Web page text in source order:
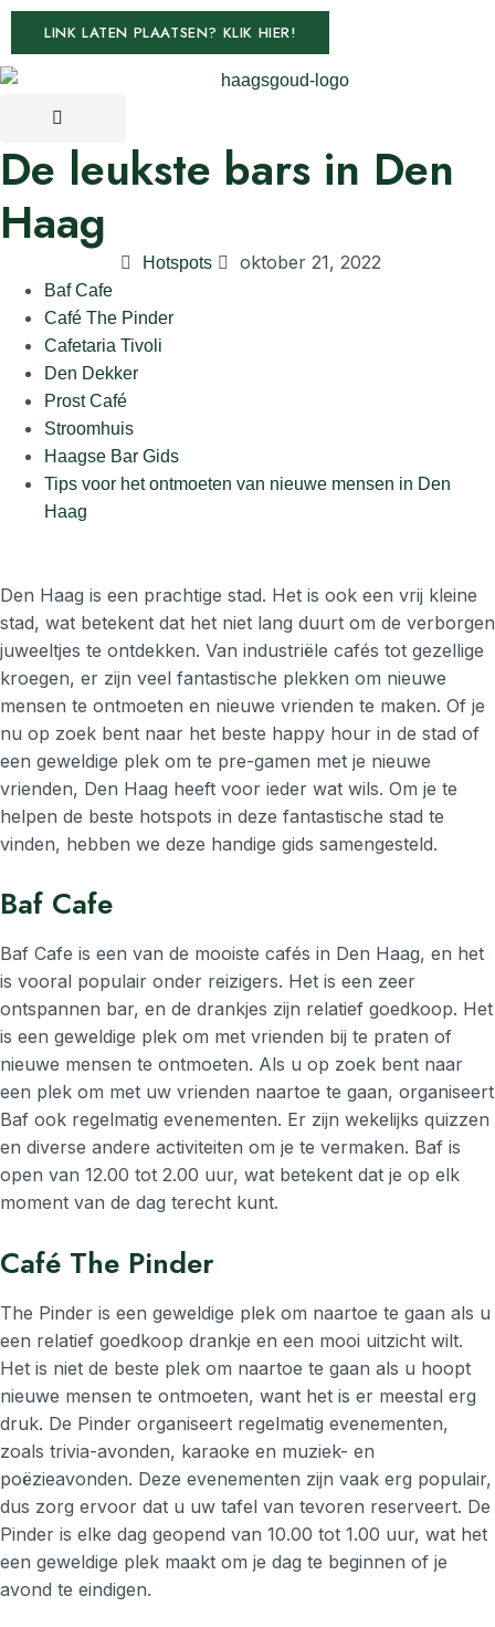
LINK LATEN PLAATSEN? KLIK HIER!
De leukste bars in Den
Haag
Hotspots oktober 21, 2022
Baf Cafe
Café The Pinder
Cafetaria Tivoli
Den Dekker
Prost Café
Stroomhuis
Haagse Bar Gids
Tips voor het ontmoeten van nieuwe mensen in Den
Haag
Den Haag is een prachtige stad. Het is ook een vrij kleine
stad, wat betekent dat het niet lang duurt om de verborgen
juweeltjes te ontdekken. Van industriële cafés tot gezellige
kroegen, er zijn veel fantastische plekken om nieuwe
mensen te ontmoeten en nieuwe vrienden te maken. Of je
nu op zoek bent naar het beste happy hour in de stad of
een geweldige plek om te pre-gamen met je nieuwe
vrienden, Den Haag heeft voor ieder wat wils. Om je te
helpen de beste hotspots in deze fantastische stad te
vinden, hebben we deze handige gids samengesteld.
Baf Cafe
Baf Cafe is een van de mooiste cafés in Den Haag, en het
is vooral populair onder reizigers. Het is een zeer
ontspannen bar, en de drankjes zijn relatief goedkoop. Het
is een geweldige plek om met vrienden bij te praten of
nieuwe mensen te ontmoeten. Als u op zoek bent naar
een plek om met uw vrienden naartoe te gaan, organiseert
Baf ook regelmatig evenementen. Er zijn wekelijks quizzen
en diverse andere activiteiten om je te vermaken. Baf is
open van 12.00 tot 2.00 uur, wat betekent dat je op elk
moment van de dag terecht kunt.
Café The Pinder
The Pinder is een geweldige plek om naartoe te gaan als u
een relatief goedkoop drankje en een mooi uitzicht wilt.
Het is niet de beste plek om naartoe te gaan als u hoopt
nieuwe mensen te ontmoeten, want het is er meestal erg
druk. De Pinder organiseert regelmatig evenementen,
zoals trivia-avonden, karaoke en muziek- en
poëzieavonden. Deze evenementen zijn vaak erg populair,
dus zorg ervoor dat u uw tafel van tevoren reserveert. De
Pinder is elke dag geopend van 10.00 tot 1.00 uur, wat het
een geweldige plek maakt om je dag te beginnen of je
avond te eindigen.